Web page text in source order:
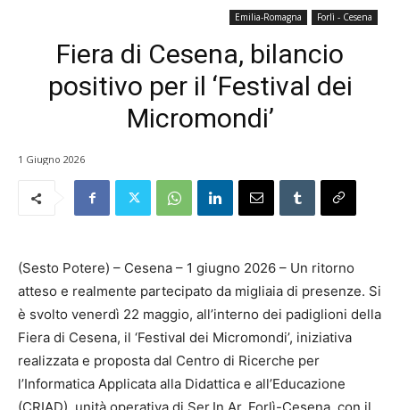
Emilia-Romagna Forlì - Cesena
Fiera di Cesena, bilancio
positivo per il ‘Festival dei
Micromondi’
1 Giugno 2026
(Sesto Potere) – Cesena – 1 giugno 2026 – Un ritorno
atteso e realmente partecipato da migliaia di presenze. Si
è svolto venerdì 22 maggio, all’interno dei padiglioni della
Fiera di Cesena, il ‘Festival dei Micromondi’, iniziativa
realizzata e proposta dal Centro di Ricerche per
l’Informatica Applicata alla Didattica e all’Educazione